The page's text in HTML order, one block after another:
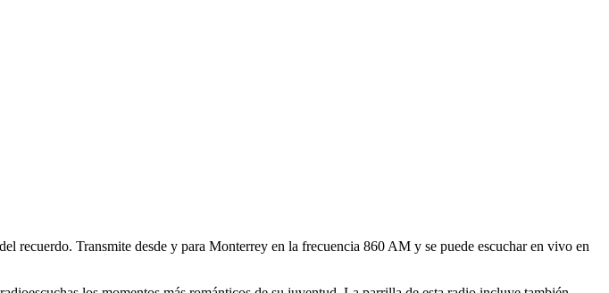
recuerdo. Transmite desde y para Monterrey en la frecuencia 860 AM y se puede escuchar en vivo en